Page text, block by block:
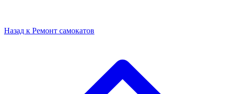
Назад к Ремонт самокатов